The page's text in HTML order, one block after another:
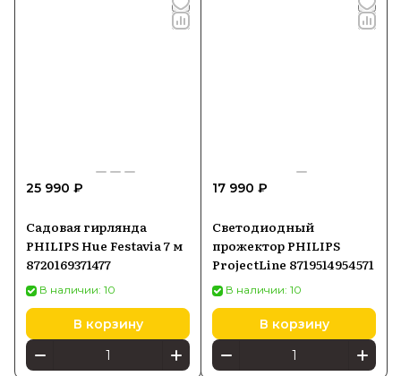
25 990 ₽
Садовая гирлянда
PHILIPS Hue Festavia 7 м
8720169371477
В наличии: 10
В корзину
17 990 ₽
Светодиодный
прожектор PHILIPS
ProjectLine 8719514954571
В наличии: 10
В корзину